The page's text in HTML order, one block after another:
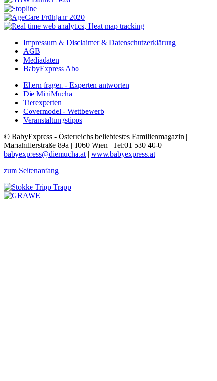
Impressum & Disclaimer & Datenschutzerklärung
AGB
Mediadaten
BabyExpress Abo
Eltern fragen - Experten antworten
Die MiniMucha
Tierexperten
Covermodel - Wettbewerb
Veranstaltungstipps
© BabyExpress - Österreichs beliebtestes Familienmagazin |
Mariahilferstraße 89a | 1060 Wien | Tel:01 580 40-0
babyexpress@diemucha.at | www.babyexpress.at
zum Seitenanfang